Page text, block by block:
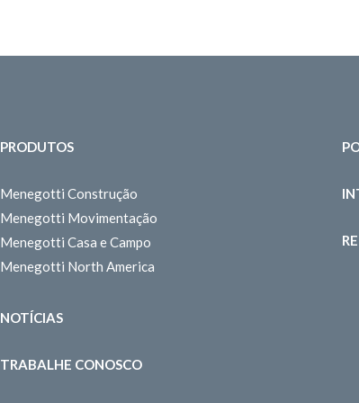
PRODUTOS
Menegotti Construção
Menegotti Movimentação
Menegotti Casa e Campo
Menegotti North America
NOTÍCIAS
TRABALHE CONOSCO